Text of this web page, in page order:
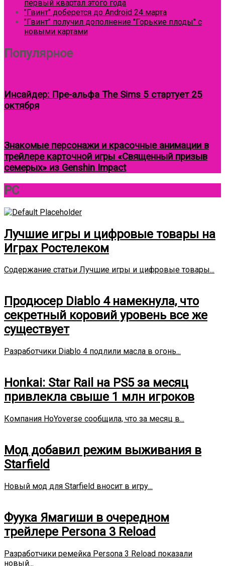
первый квартал этого года
"Гвинт" доберется до Android 24 марта
"Гвинт" получил дополнение "Горькие плоды" с
новыми картами
Популярное
Инсайдер: Пре-альфа The Sims 5 стартует 25
октября
Знакомые персонажи и красочные анимации в
трейлере карточной игры «Священный призыв
семерых» из Genshin Impact
Круговой
фокус
PC
Лучшие игры и цифровые товары на
Играх Ростелеком
Содержание статьи Лучшие игры и цифровые товары...
Продюсер Diablo 4 намекнула, что
секретный коровий уровень все же
существует
Разработчики Diablo 4 подлили масла в огонь...
Honkai: Star Rail на PS5 за месяц
привлекла свыше 1 млн игроков
Компания HoYoverse сообщила, что за месяц в...
Мод добавил режим выживания в
Starfield
Новый мод для Starfield вносит в игру...
Фуука Ямагиши в очередном
трейлере Persona 3 Reload
Разработчики ремейка Persona 3 Reload показали
новый...